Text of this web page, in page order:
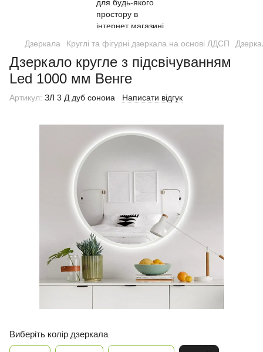
Дзеркала Круглі та фігурні дзеркала на основі ЛДСП
Дзеркало кругле з підсвічуванням
Led 1000 мм Венге
Артикул: ЗЛ 3 Д дуб соноиа Написати відгук
Виберіть колір дзеркала